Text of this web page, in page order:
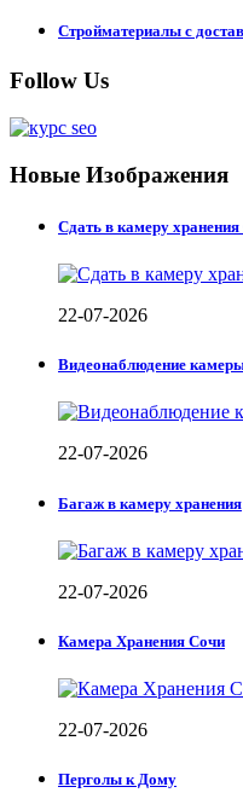
Стройматериалы с
Follow Us
Новые Изображения
Сдать в камеру
22-07-2026
Видеонаблюдение
22-07-2026
Багаж в камеру хранения
22-07-2026
Камера Хранения Сочи
22-07-2026
Перголы к Дому